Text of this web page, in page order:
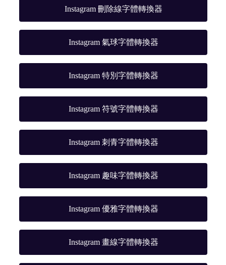
Instagram 刪除線字體轉換器
Instagram 氣球字體轉換器
Instagram 特別字體轉換器
Instagram 符號字體轉換器
Instagram 刺青字體轉換器
Instagram 趣味字體轉換器
Instagram 優雅字體轉換器
Instagram 畫線字體轉換器